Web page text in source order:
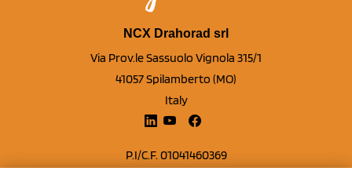
NCX Drahorad srl
Via Prov.le Sassuolo Vignola 315/1
41057 Spilamberto (MO)
Italy
P.I/C.F. 01041460369